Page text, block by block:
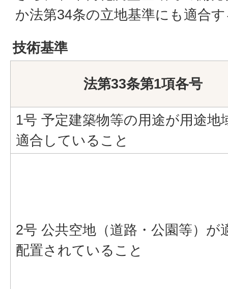
か法第34条の立地基準にも適合
技術基準
法第33条第1項各号
1号 予定建築物等の用途が用途地
適合していること
2号 公共空地（道路・公園等）が
配置されていること